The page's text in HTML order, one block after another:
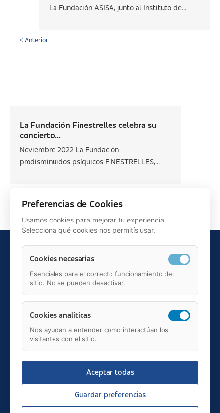
La Fundación ASISA, junto al Instituto de...
< Anterior
La Fundación Finestrelles celebra su
concierto...
Noviembre 2022 La Fundación
prodisminuidos psíquicos FINESTRELLES,...
Teléfono: 91 595 75 00
c/ Juan Ignacio Luca de Tena, 12, 28027, Madrid
Mail: fundacion.asisa@asisa.es
Preferencias de Cookies
Usamos cookies para mejorar tu experiencia.
Seleccioná qué cookies nos permitís usar.
Cookies necesarias
Esenciales para el correcto funcionamiento del
sitio. No se pueden desactivar.
Cookies analíticas
Nos ayudan a entender cómo interactúan los
visitantes con el sitio.
Aceptar todas
Guardar preferencias